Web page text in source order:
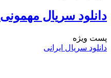
دانلود سریال مهمونی
پست ويژه
دانلود سریال ایرانی